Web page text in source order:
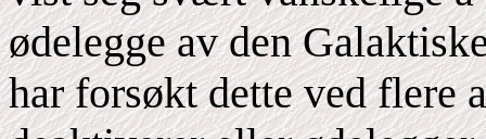
ødelegge av den
har forsøkt dette ved flere